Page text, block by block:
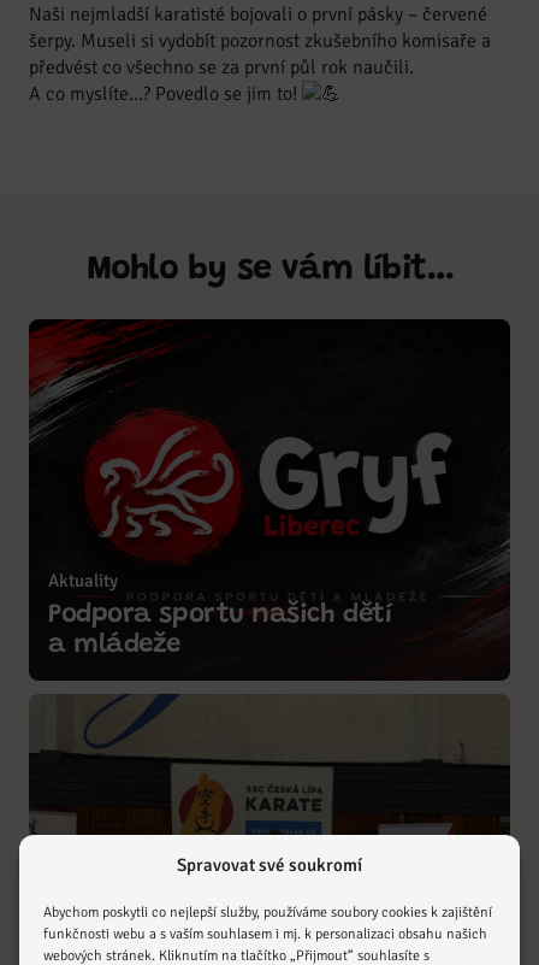
Spravovat své soukromí
Abychom poskytli co nejlepší služby, používáme soubory cookies k zajištění
funkčnosti webu a s vaším souhlasem i mj. k personalizaci obsahu našich
webových stránek. Kliknutím na tlačítko „Přijmout“ souhlasíte s
Naši nejmladší karatisté bojovali o první pásky – červené
šerpy. Museli si vydobít pozornost zkušebního komisaře a
předvést co všechno se za první půl rok naučili.
A co myslíte…? Povedlo se jim to!
Mohlo by se vám líbit…
Aktuality
Podpora sportu našich dětí
a mládeže
Zobrazit více